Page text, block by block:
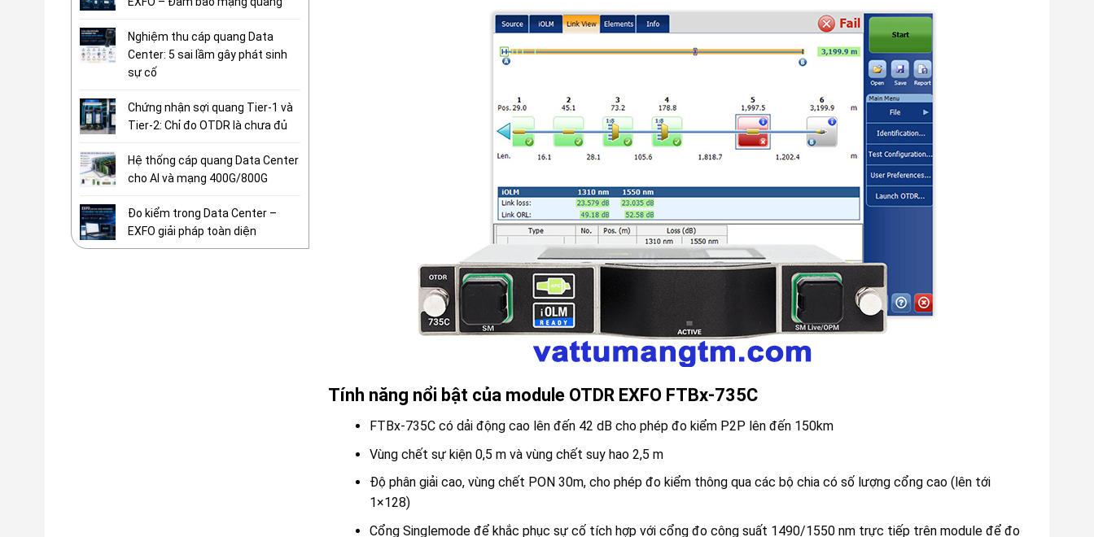
Tính năng nổi bật của module OTDR EXFO FTBx-735C
FTBx-735C có dải động cao lên đến 42 dB cho phép đo kiểm P2P lên đến 150km
Vùng chết sự kiện 0,5 m và vùng chết suy hao 2,5 m
Độ phân giải cao, vùng chết PON 30m, cho phép đo kiểm thông qua các bộ chia có số lượng cổng cao (lên tới
1×128)
Cổng Singlemode để khắc phục sự cố tích hợp với cổng đo công suất 1490/1550 nm trực tiếp trên module để đo
Nghiệm thu cáp quang Data
Center: 5 sai lầm gây phát sinh
sự cố
Chứng nhận sợi quang Tier-1 và
Tier-2: Chỉ đo OTDR là chưa đủ
Hệ thống cáp quang Data Center
cho AI và mạng 400G/800G
Đo kiểm trong Data Center –
EXFO giải pháp toàn diện